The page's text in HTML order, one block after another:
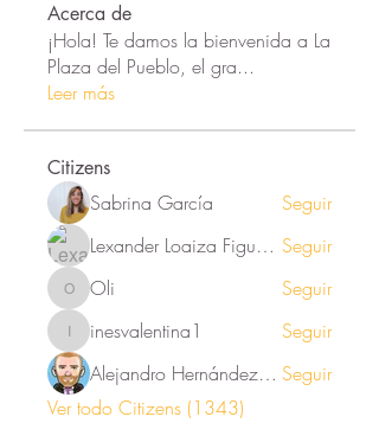
Acerca de
¡Hola! Te damos la bienvenida a La
Plaza del Pueblo, el gra...
Leer más
Citizens
Sabrina García
Seguir
Lexander Loaiza Figueroa Seguir
Oli Oli Seguir
inesvalentina1
inesvalentina1
Seguir
Alejandro Hernández Renner Seguir
Ver todo Citizens (1343)